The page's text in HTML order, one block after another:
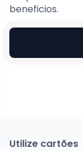
beneficios.
Utilize cartões